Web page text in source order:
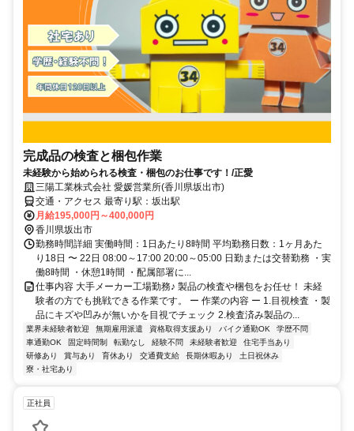
完成品の検査と梱包作業
未経験から始められる検査・梱包のお仕事です！/正愛
三陽工業株式会社 愛媛営業所(香川県坂出市)
交通・アクセス 最寄り駅：坂出駅
月給195,000円～400,000円
香川県坂出市
勤務時間詳細 実働時間：1日あたり8時間 平均勤務日数：1ヶ月あた
り18日 〜 22日 08:00～17:00 20:00～05:00 日勤または交替勤務 ・実
働8時間 ・休憩1時間 ・配属部署に...
仕事内容 大手メーカー工場勤務♪ 製品の検査や梱包をお任せ！ 未経
験者の方でも挑戦できる作業です。 ー 作業の内容 ー 1.目視検査 ・製
品にキズや凹みが無いかを目視でチェック 2.検査済み製品の...
業界未経験者歓迎 無期雇用派遣 資格取得支援あり バイク通勤OK
学歴不問
車通勤OK
固定時間制 転勤なし 経験不問 未経験者歓迎
住宅手当あり
研修あり
賞与あり 育休あり 交通費支給 長期休暇あり
土日祝休み
寮・社宅あり
正社員